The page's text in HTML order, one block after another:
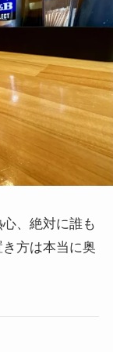
、絶対に誰も
方は本当に奥